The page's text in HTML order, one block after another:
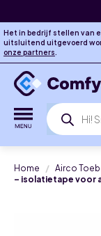
Het in bedrijf stellen van
uitsluitend uitgevoerd
onze partners.
Producten
zoeken
Home Airco
– isolatietape voor